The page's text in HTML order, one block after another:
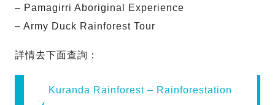
– Pamagirri Aboriginal Experience
– Army Duck Rainforest Tour
詳情去下面查詢：
Kuranda Rainforest – Rainforestation